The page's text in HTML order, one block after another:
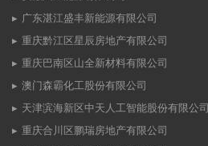
广东湛江盛丰新能源有限公司
重庆黔江区星辰房地产有限公司
重庆巴南区山全新材料有限公司
澳门森霸化工股份有限公司
天津滨海新区中天人工智能股份有限公司
重庆合川区鹏瑞房地产有限公司